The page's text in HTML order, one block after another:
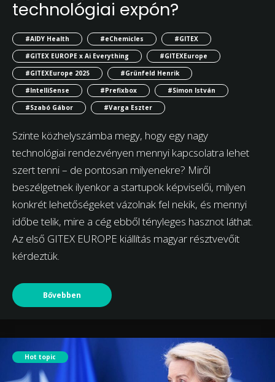
technológiai expón?
#AIDY Health #eChemicles
#GITEX
#GITEX EUROPE x Ai Everything
#GITEXEurope
#GITEXEurope 2025
#Grünfeld Henrik
#IntelliSense
#Prefixbox
#Simon István
#Szabó Gábor
#Varga Eszter
Szinte közhelyszámba megy, hogy egy nagy
technológiai rendezvényen mennyi kapcsolatra lehet
szert tenni – de pontosan milyenekre? Miről
beszélgetnek ilyenkor a startupok képviselői, milyen
konkrét lehetőségeket vázolnak fel nekik, és mennyi
időbe telik, mire a cég ebből tényleges hasznot láthat.
Az első GITEX EUROPE kiállítás magyar résztvevőit
kérdeztük.
Bővebben
Hot topic